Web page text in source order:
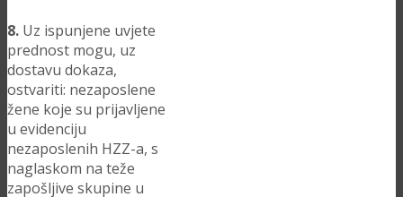
8. Uz ispunjene uvjete
prednost mogu, uz
dostavu dokaza,
ostvariti: nezaposlene
žene koje su prijavljene
u evidenciju
nezaposlenih HZZ-a, s
naglaskom na teže
zapošljive skupine u